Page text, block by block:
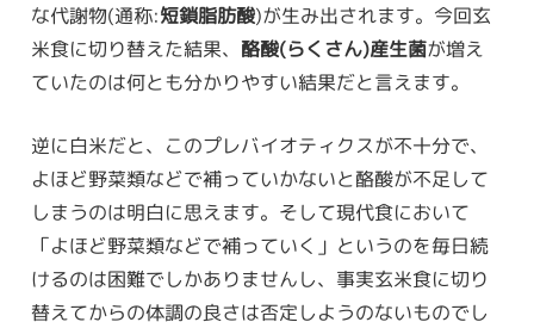
な代謝物(通称:短鎖脂肪酸)が生み出されます。今回玄
米食に切り替えた結果、酪酸(らくさん)産生菌が増え
ていたのは何とも分かりやすい結果だと言えます。
逆に白米だと、このプレバイオティクスが不十分で、
よほど野菜類などで補っていかないと酪酸が不足して
しまうのは明白に思えます。そして現代食において
「よほど野菜類などで補っていく」というのを毎日続
けるのは困難でしかありませんし、事実玄米食に切り
替えてからの体調の良さは否定しようのないものでし